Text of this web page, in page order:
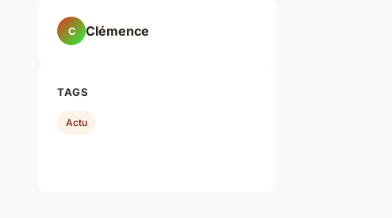
C Clémence
TAGS
Actu